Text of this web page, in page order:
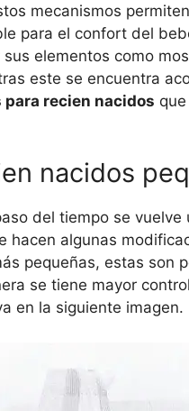
mecanismos
para el confort del
elementos como
este se encuentra
para recien nacidos
nacidos
del tiempo se
hacen algunas
pequeñas, estas son
se tiene mayor
en la siguiente imagen.